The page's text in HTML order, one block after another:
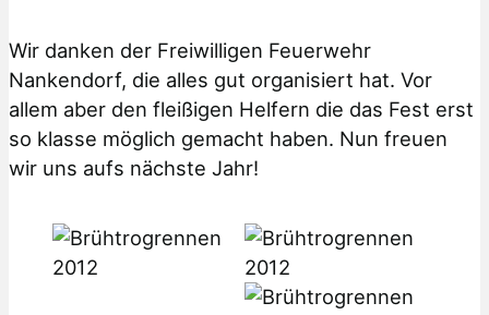
Wir danken der Freiwilligen Feuerwehr
Nankendorf, die alles gut organisiert hat. Vor
allem aber den fleißigen Helfern die das Fest erst
so klasse möglich gemacht haben. Nun freuen
wir uns aufs nächste Jahr!